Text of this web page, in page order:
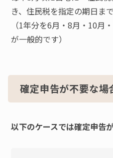
き、住民税を指定の期日ま
（1年分を6月・8月・10月
が一般的です）
確定申告が不要な場
以下のケースでは確定申告